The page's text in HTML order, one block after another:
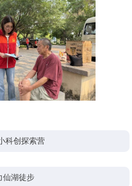
科创探索营
仙湖徒步